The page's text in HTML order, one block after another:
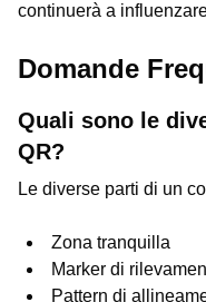
continuerà a
Domande
Quali sono le
QR?
Le diverse parti di un
Zona tranquilla
Marker di
Pattern di